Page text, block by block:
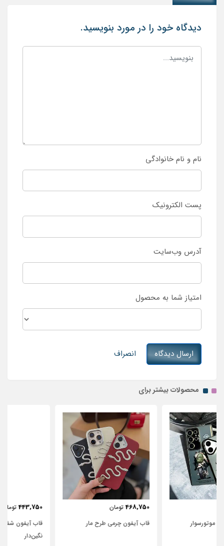
دیدگاه خود را در مورد بنویسید.
نام و نام خانوادگی
پست الکترونیک
آدرس وب‌سایت
امتیاز شما به محصول
ارسال دیدگاه انصراف
محصولات بیشتر برای
قاب آیفون چرمی طرح مار
قاب آیفون شفاف با پاپیون سفید و